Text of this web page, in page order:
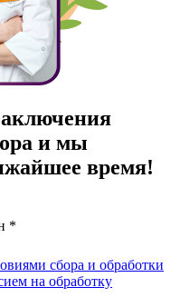
и мы
время!
*
сбора и обработки
на обработку